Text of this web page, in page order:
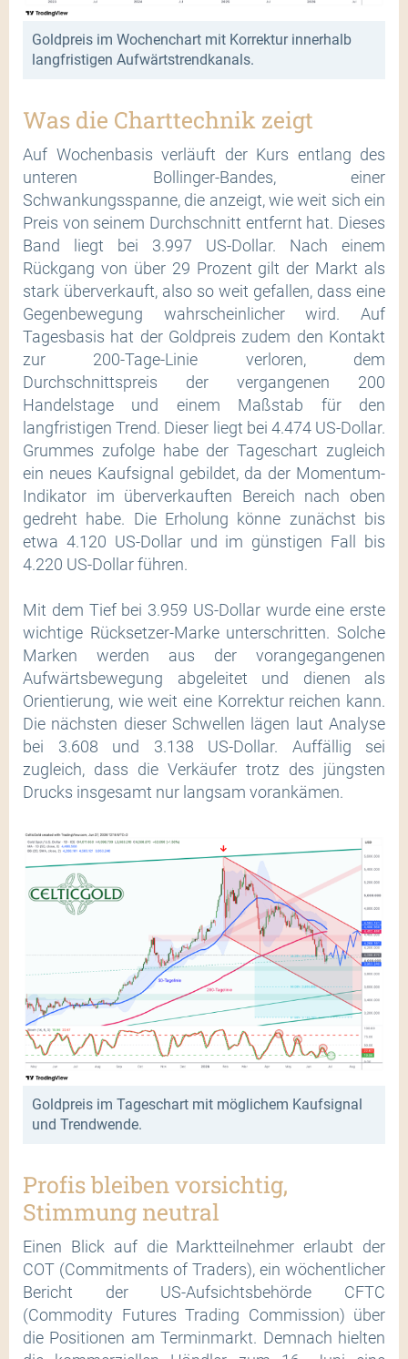
Goldpreis im Wochenchart mit Korrektur innerhalb
langfristigen Aufwärtstrendkanals.
Was die Charttechnik zeigt
Auf Wochenbasis verläuft der Kurs entlang des
unteren Bollinger-Bandes, einer
Schwankungsspanne, die anzeigt, wie weit sich ein
Preis von seinem Durchschnitt entfernt hat. Dieses
Band liegt bei 3.997 US-Dollar. Nach einem
Rückgang von über 29 Prozent gilt der Markt als
stark überverkauft, also so weit gefallen, dass eine
Gegenbewegung wahrscheinlicher wird. Auf
Tagesbasis hat der Goldpreis zudem den Kontakt
zur 200-Tage-Linie verloren, dem
Durchschnittspreis der vergangenen 200
Handelstage und einem Maßstab für den
langfristigen Trend. Dieser liegt bei 4.474 US-Dollar.
Grummes zufolge habe der Tageschart zugleich
ein neues Kaufsignal gebildet, da der Momentum-
Indikator im überverkauften Bereich nach oben
gedreht habe. Die Erholung könne zunächst bis
etwa 4.120 US-Dollar und im günstigen Fall bis
4.220 US-Dollar führen.
Mit dem Tief bei 3.959 US-Dollar wurde eine erste
wichtige Rücksetzer-Marke unterschritten. Solche
Marken werden aus der vorangegangenen
Aufwärtsbewegung abgeleitet und dienen als
Orientierung, wie weit eine Korrektur reichen kann.
Die nächsten dieser Schwellen lägen laut Analyse
bei 3.608 und 3.138 US-Dollar. Auffällig sei
zugleich, dass die Verkäufer trotz des jüngsten
Drucks insgesamt nur langsam vorankämen.
Goldpreis im Tageschart mit möglichem Kaufsignal
und Trendwende.
Profis bleiben vorsichtig,
Stimmung neutral
Einen Blick auf die Marktteilnehmer erlaubt der
COT (Commitments of Traders), ein wöchentlicher
Bericht der US-Aufsichtsbehörde CFTC
(Commodity Futures Trading Commission) über
die Positionen am Terminmarkt. Demnach hielten